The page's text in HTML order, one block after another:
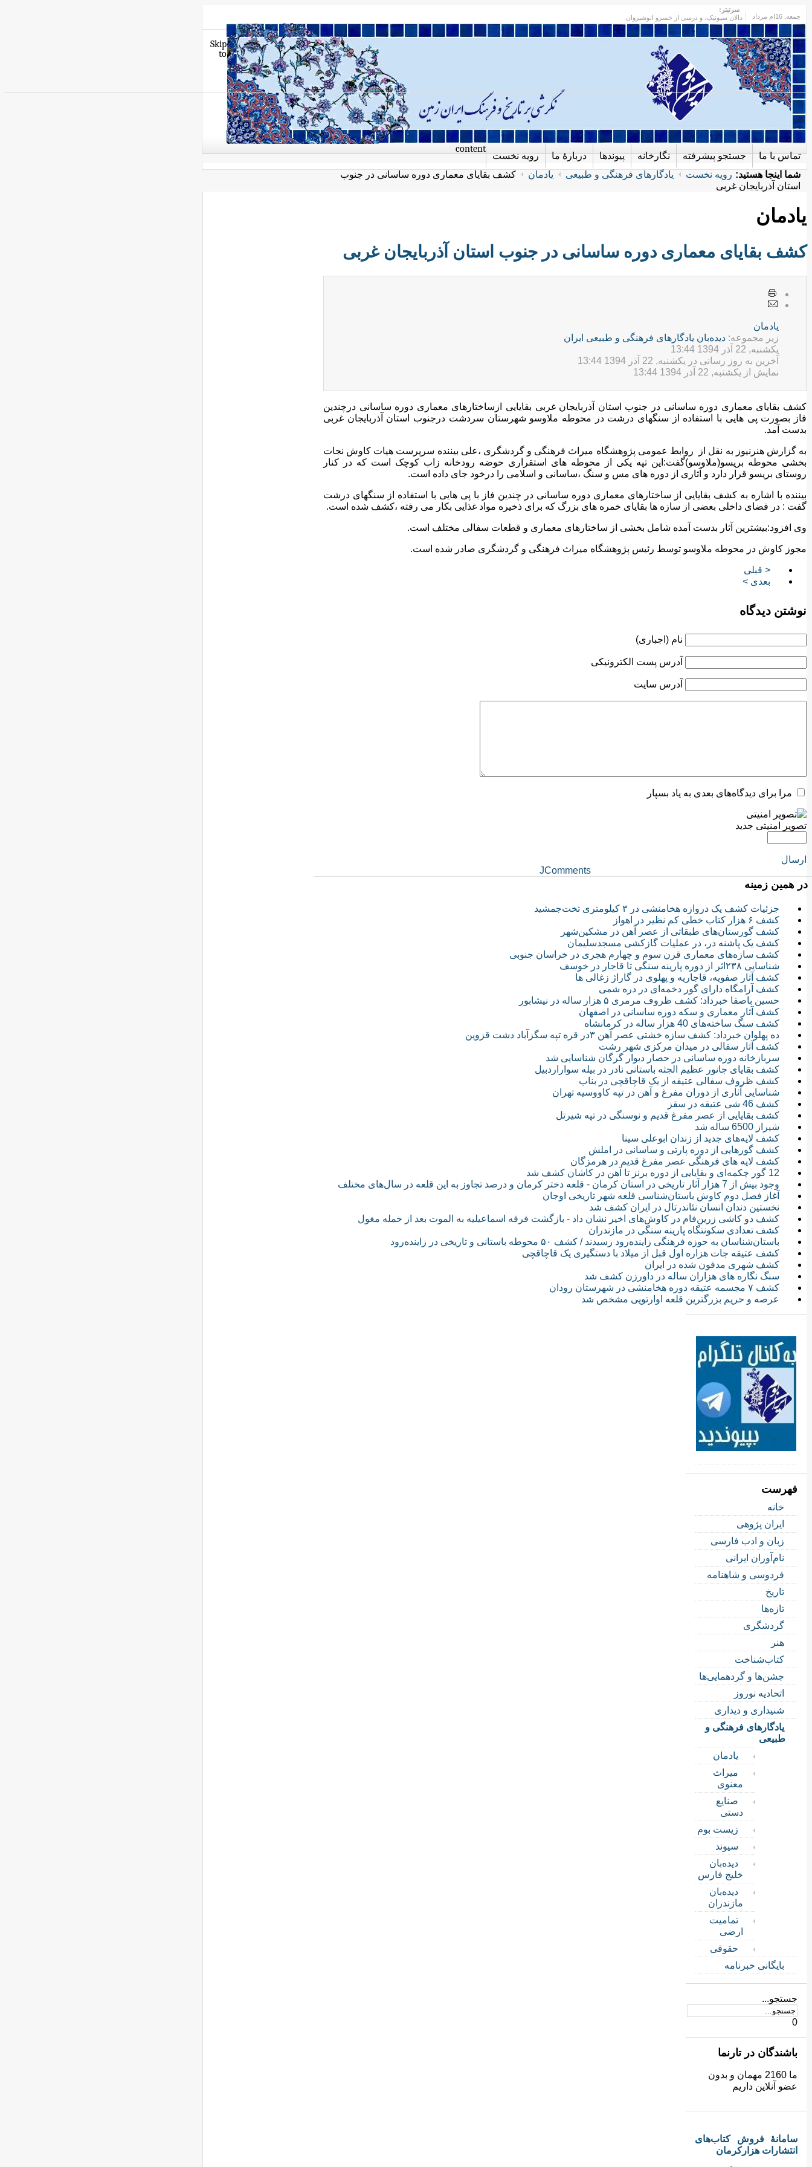
جمعه
سرتیتر:
دالان سیونیک، و درسی از خسرو انوشیروان
رویه نخست دربارهٔ ما پیوندها نگارخانه جستجو پیشرفته تماس با ما
Skip
to
content
شما اینجا هستید: رویه نخست یادگارهای فرهنگی و طبیعی یادمان
کشف بقایای معماری دوره ساسانی در جنوب
استان آذربایجان غربی
یادمان
کشف بقایای معماری دوره ساسانی در جنوب استان آذربایجان غربی
يادمان
زیر مجموعه: ديده‌بان یادگارهای فرهنگی و طبيعی ایران
یکشنبه, 22 آذر 1394 13:44
آخرین به روز رسانی در یکشنبه, 22 آذر 1394 13:44
نمایش از یکشنبه, 22 آذر 1394 13:44
کشف بقایای معماری دوره ساسانی در جنوب استان آذربایجان غربی بقایایی ازساختارهای معماری دوره ساسانی درچندین
فاز بصورت پی هایی با استفاده از سنگهای درشت در محوطه ملاوسو شهرستان سردشت درجنوب استان آذربایجان غربی
بدست آمد.
به گزارش هنرنیوز به نقل از روابط عمومی پژوهشگاه میراث فرهنگی و گردشگری ،علی بیننده سرپرست هیات کاوش نجات
بخشی محوطه بریسو(ملاوسو)گفت:این تپه یکی از محوطه های استقراری حوضه رودخانه زاب کوچک است که در کنار
روستای بریسو قرار دارد و آثاری از دوره های مس و سنگ ،ساسانی و اسلامی را درخود جای داده است.
بیننده با اشاره به کشف بقایایی از ساختارهای معماری دوره ساسانی در چندین فاز با پی هایی با استفاده از سنگهای درشت
گفت : در فضای داخلی بعضی از سازه ها بقایای خمره های بزرگ که برای ذخیره مواد غذایی بکار می رفته ،کشف شده است.
وی افزود:بیشترین آثار بدست آمده شامل بخشی از ساختارهای معماری و قطعات سفالی مختلف است.
مجوز کاوش در محوطه ملاوسو توسط رئیس پژوهشگاه میراث فرهنگی و گردشگری صادر شده است.
< قبلی
بعدی >
نوشتن دیدگاه
نام (اجباری)
آدرس پست الکترونیکی
آدرس سایت
مرا برای دیدگاه‌های بعدی به یاد بسپار
تصویر امنیتی جدید
ارسال
JComments
در همین زمینه
جزئیات کشف یک دروازه هخامنشی در ۳ کیلومتری تخت‌جمشید
کشف ۶ هزار کتاب خطی کم نظیر در اهواز
کشف گورستان‌های طبقاتی از عصر آهن در مشکین‌شهر
کشف یک پاشنه در، در عملیات گازکشی مسجدسلیمان
کشف سازه‌های معماری قرن سوم و چهارم هجری در خراسان جنوبی
شناسایی ۲۳۸اثر از دوره پارینه سنگی تا قاجار در خوسف
کشف آثار صفویه، قاجاریه و پهلوی در گاراژ زغالی ها
کشف آرامگاه دارای گور دخمه‌ای در دره شمی
حسین باصفا خبرداد: کشف ظروف مرمری ۵ هزار ساله در نیشابور
کشف آثار معماری و سکه دوره ساسانی در اصفهان
کشف سنگ ساخته‌های 40 هزار ساله در کرمانشاه
ده پهلوان خبرداد: کشف سازه خشتی عصر آهن ۳در قره تپه سگزآباد دشت قزوین
کشف آثار سفالی در میدان مرکزی شهر رشت
سربازخانه دوره ساسانی در حصار دیوار گرگان شناسایی شد
کشف بقایای جانور عظیم الجثه باستانی نادر در بیله سواراردبیل
کشف ظروف سفالی عتیقه از یک قاچاقچی در بناب
شناسایی آثاری از دوران مفرغ و آهن در تپه کاووسیه تهران
کشف 46 شی عتیقه در سقز
کشف بقایایی از عصر مفرغ قدیم و نوسنگی در تپه شیرتل
شیراز 6500 ساله شد
کشف لایه‌های جدید از زندان ابوعلی سینا
کشف گورهایی از دوره پارتی و ساسانی در املش
کشف لایه های فرهنگی عصر مفرغ قدیم در هرمزگان
12 گور چکمه‌ای و بقایایی از دوره برنز تا آهن در کاشان کشف شد
وجود بیش از 7 هزار آثار تاریخی در استان کرمان - قلعه دختر کرمان و درصد تجاوز به این قلعه در سال‌های مختلف
آغاز فصل دوم کاوش باستان‌شناسی قلعه شهر تاریخی اوجان
نخستین دندان انسان نئاندرتال در ایران کشف شد
کشف دو کاشی زرین‌فام در کاوش‌های اخیر نشان داد - بازگشت فرقه اسماعیلیه به الموت بعد از حمله مغول
کشف تعدادی سکونتگاه پارینه‌ سنگی در مازندران
باستان‌شناسان به حوزه فرهنگی زاینده‌رود رسیدند / کشف ۵۰ محوطه باستانی و تاریخی در زاینده‌رود
کشف عتیقه جات هزاره اول قبل از میلاد با دستگیری یک قاچاقچی
کشف شهری مدفون شده در ایران
سنگ نگاره های هزاران ساله در داورزن کشف شد
کشف ۷ مجسمه عتیقه دوره هخامنشی در شهرستان رودان
عرصه و حریم بزرگترین قلعه اوارتویی مشخص شد
فهرست
خانه
ایران پژوهی
زبان و ادب فارسی
نام‌آوران ایرانی
فردوسی و شاهنامه
تاریخ
تازه‌ها
گردشگری
هنر
کتاب‌شناخت
جشن‌ها و گردهمایی‌ها
اتحادیه نوروز
شنیداری و دیداری
یادگارهای فرهنگی و
طبیعی
یادمان
میراث
معنوی
صنایع
دستی
زیست بوم
سیوند
دیده‌بان
خلیج فارس
دیده‌بان
مازندران
تمامیت
ارضی
حقوقی
بایگانی خبرنامه
جستجو...
0
باشندگان در تارنما
ما 2160 مهمان و بدون
عضو آنلاین داریم
سامانهٔ فروش کتاب‌های
انتشارات هزارکرمان